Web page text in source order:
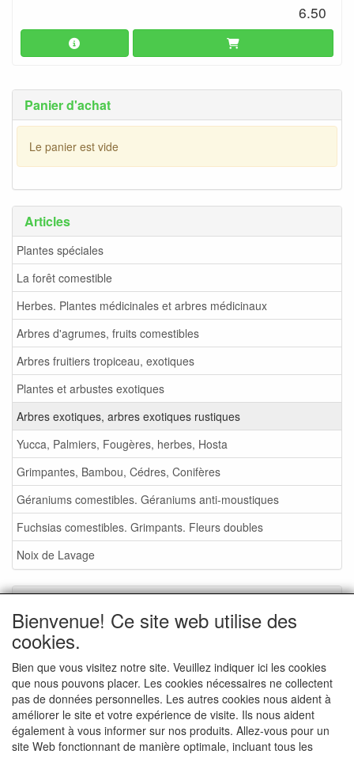
Panier d'achat
Le panier est vide
Articles
Plantes spéciales
La forêt comestible
Herbes. Plantes médicinales et arbres médicinaux
Arbres d'agrumes, fruits comestibles
Arbres fruitiers tropiceau, exotiques
Plantes et arbustes exotiques
Arbres exotiques, arbres exotiques rustiques
Yucca, Palmiers, Fougères, herbes, Hosta
Grimpantes, Bambou, Cédres, Conifères
Géraniums comestibles. Géraniums anti-moustiques
Fuchsias comestibles. Grimpants. Fleurs doubles
Noix de Lavage
Service
Foire aux plantes 2026
Conditions de vente
Commande - info
Contact
6.50
Bienvenue! Ce site web utilise des
cookies.
Bien que vous visitez notre site. Veuillez indiquer ici les cookies
que nous pouvons placer. Les cookies nécessaires ne collectent
pas de données personnelles. Les autres cookies nous aident à
améliorer le site et votre expérience de visite. Ils nous aident
également à vous informer sur nos produits. Allez-vous pour un
site Web fonctionnant de manière optimale, incluant tous les